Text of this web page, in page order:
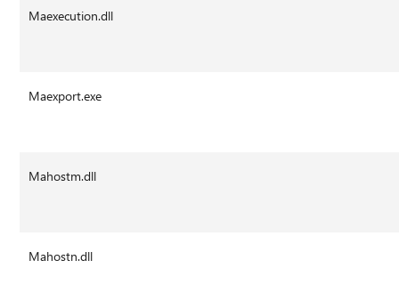
Maexecution.dll
Maexport.exe
Mahostm.dll
Mahostn.dll